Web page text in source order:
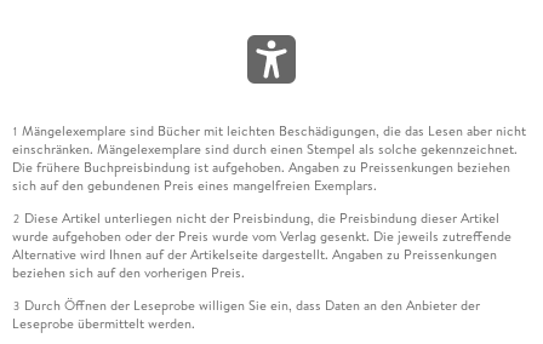
1 Mängelexemplare sind Bücher mit leichten Beschädigungen, die das Lesen aber nicht
einschränken. Mängelexemplare sind durch einen Stempel als solche gekennzeichnet.
Die frühere Buchpreisbindung ist aufgehoben. Angaben zu Preissenkungen beziehen
sich auf den gebundenen Preis eines mangelfreien Exemplars.
2 Diese Artikel unterliegen nicht der Preisbindung, die Preisbindung dieser Artikel
wurde aufgehoben oder der Preis wurde vom Verlag gesenkt. Die jeweils zutreffende
Alternative wird Ihnen auf der Artikelseite dargestellt. Angaben zu Preissenkungen
beziehen sich auf den vorherigen Preis.
3 Durch Öffnen der Leseprobe willigen Sie ein, dass Daten an den Anbieter der
Leseprobe übermittelt werden.